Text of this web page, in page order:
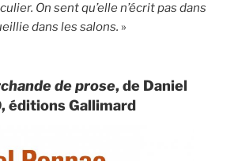
On sent qu’elle n’écrit pas dans
dans les salons. »
de prose, de Daniel
éditions Gallimard